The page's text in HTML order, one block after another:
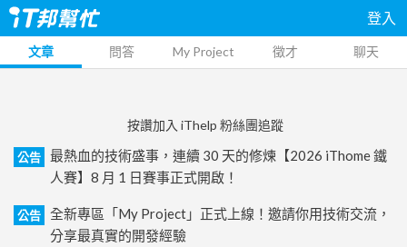
登入
文章 問答 My Project 徵才 聊天
按讚加入 iThelp 粉絲團追蹤
公告
最熱血的技術盛事，連續 30 天的修煉【2026 iThome 鐵
人賽】8 月 1 日賽事正式開啟！
公告
全新專區「My Project」正式上線！邀請你用技術交流，
分享最真實的開發經驗